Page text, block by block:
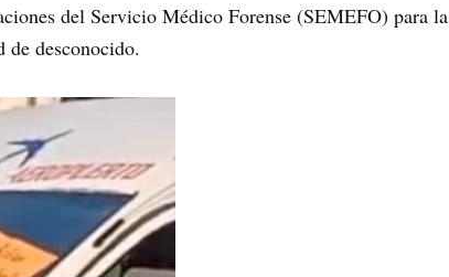
del Servicio Médico Forense (SEMEFO) para la
de desconocido.